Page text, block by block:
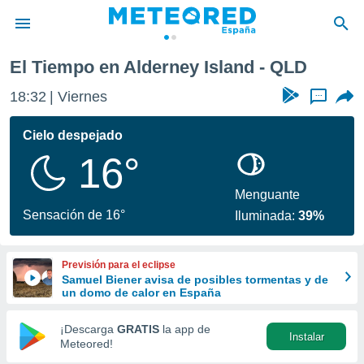
de
por
se
calidad.
a este
las
y
forma
digital
basada
El Tiempo en Alderney Island - QLD
18:32 Viernes ...
Cielo despejado
16°
Sensación de 16°
Menguante
Iluminada:39%
Previsión para el eclipse
Samuel Biener avisa de posibles tormentas y de
un domo de calor en España
¡Descarga GRATIS la app de
Meteored!
Instalar